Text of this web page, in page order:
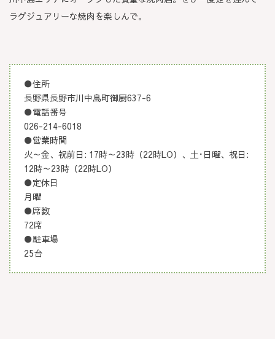
ラグジュアリーな焼肉を楽しんで。
●住所
長野県長野市川中島町御厨637-6
●電話番号
026-214-6018
●営業時間
火～金、祝前日: 17時～23時（22時LO）、土･日曜、祝日:
12時～23時（22時LO）
●定休日
月曜
●席数
72席
●駐車場
25台